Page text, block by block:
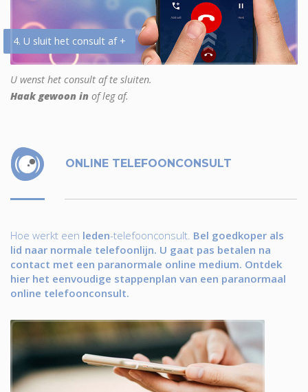
4. U sluit het consult af +
U wenst het consult af te sluiten.
Haak gewoon in of leg af.
ONLINE TELEFOONCONSULT
Hoe werkt een leden-telefoonconsult. Bel goedkoper als
lid naar normale telefoonlijn. U gaat pas betalen na
contact met een paranormale online medium. Ontdek
hier het eenvoudige stappenplan van een paranormaal
online telefoonconsult.